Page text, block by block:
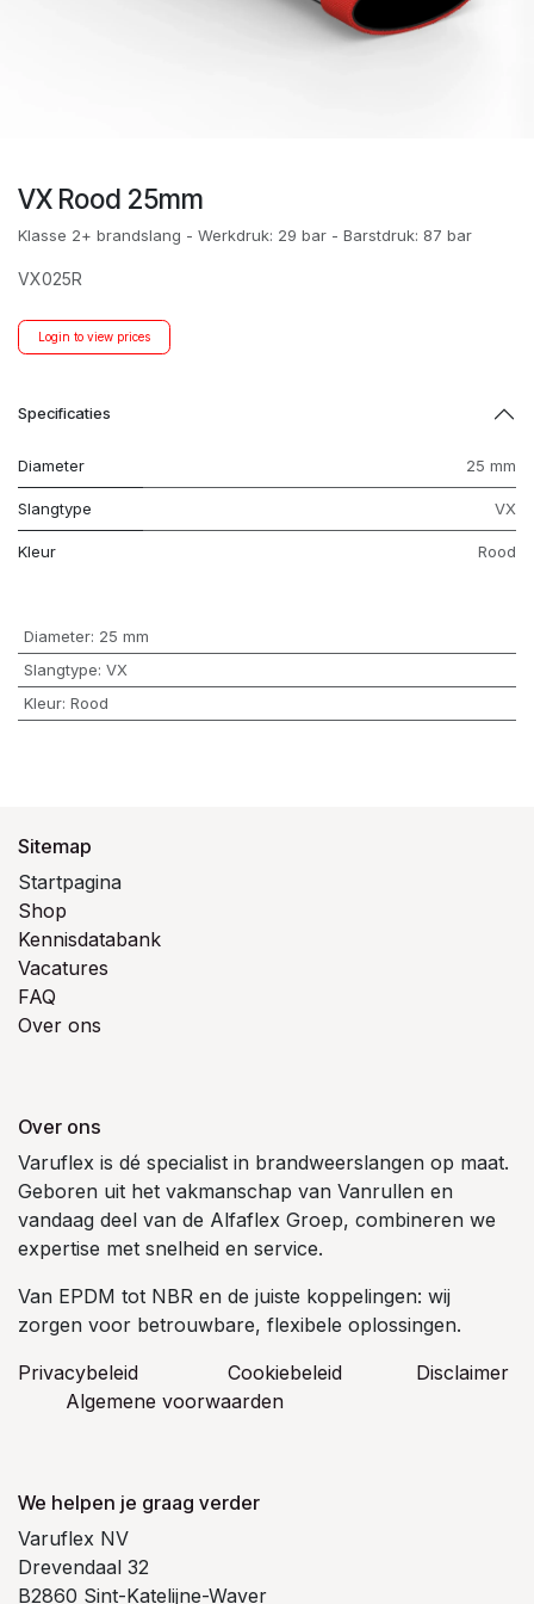
VX Rood 25mm
Klasse 2+ brandslang - Werkdruk: 29 bar - Barstdruk: 87 bar
VX025R
Login to view prices
Specificaties
Diameter 25 mm
Slangtype VX
Kleur Rood
Diameter: 25 mm
Slangtype: VX
Kleur: Rood
Sitemap
Startpagina
Shop
Kennisdatabank
Vacatures
FAQ
Over ons
Over ons
Varuflex is dé specialist in brandweerslangen op maat.
Geboren uit het vakmanschap van Vanrullen en
vandaag deel van de Alfaflex Groep, combineren we
expertise met snelheid en service.
Van EPDM tot NBR en de juiste koppelingen: wij
zorgen voor betrouwbare, flexibele oplossingen.
Privacybeleid
Cookiebeleid
​Disclaimer
Algemene voorwaarden
We helpen je graag verder
Varuflex NV
Drevendaal 32
B2860 Sint-Katelijne-Waver